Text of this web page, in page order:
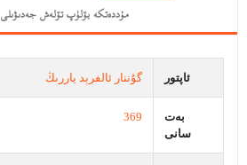
مۇددەتكە بۆلۈپ تۆلەش جەدىۋىلى
ئاپتور گۇننار ئالفرېد ياررىڭ
بەت
سانى
369